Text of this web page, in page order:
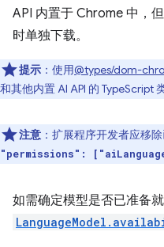
API 内置于 Chrome 中，
时单独下载。
提示 ：使用@types/dom-
和其他内置 AI API 的 TypeScript
注意 ：扩展程序开发者应移
"permissions":
如需确定模型是否已准备